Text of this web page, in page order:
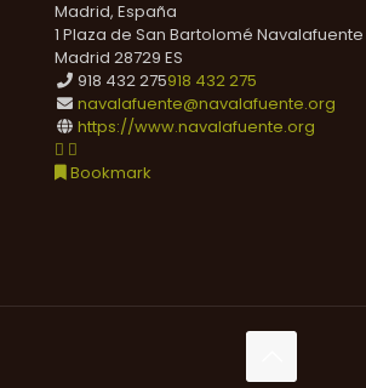
Madrid, España
1 Plaza de San Bartolomé Navalafuente
Madrid 28729 ES
918 432 275918 432 275
navalafuente@navalafuente.org
https://www.navalafuente.org
Bookmark